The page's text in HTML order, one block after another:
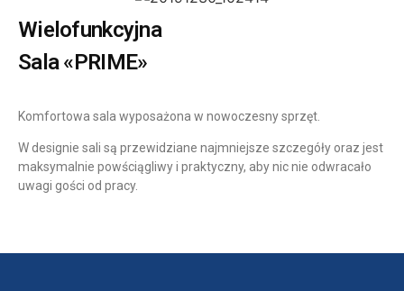
Wielofunkcyjna
Sala «PRIME»
Komfortowa sala wyposażona w nowoczesny sprzęt.
W designie sali są przewidziane najmniejsze szczegóły oraz jest
maksymalnie powściągliwy i praktyczny, aby nic nie odwracało
uwagi gości od pracy.